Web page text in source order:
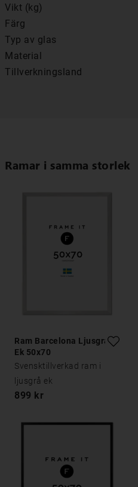
Vikt (kg)
Färg
Typ av glas
Material
Tillverkningsland
Ramar i samma storlek
Ram Barcelona Ljusgrå
Ek 50x70
Svensktillverkad ram i
ljusgrå ek
899 kr